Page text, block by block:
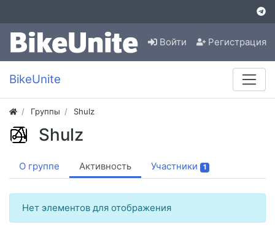
Войти Регистрация
BikeUnite
Группы Shulz
Shulz
О группе Активность Участники 1
Нет элементов для отображения